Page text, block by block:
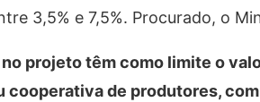
3,5% e 7,5%. Procurado, o
projeto têm como limite o
de produtores,